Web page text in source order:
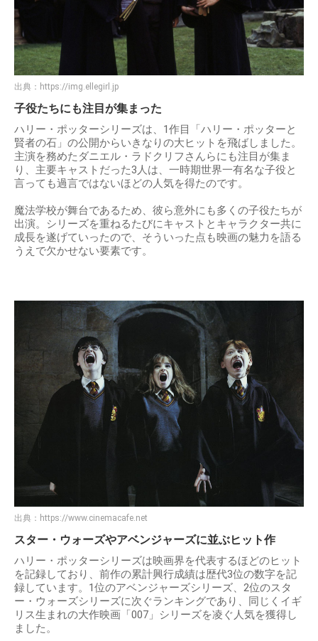
出典： https://img.ellegirl.jp
子役たちにも注目が集まった
ハリー・ポッターシリーズは、1作目「ハリー・ポッターと
賢者の石」の公開からいきなりの大ヒットを飛ばしました。
主演を務めたダニエル・ラドクリフさんらにも注目が集ま
り、主要キャストだった3人は、一時期世界一有名な子役と
言っても過言ではないほどの人気を得たのです。
魔法学校が舞台であるため、彼ら意外にも多くの子役たちが
出演。シリーズを重ねるたびにキャストとキャラクター共に
成長を遂げていったので、そういった点も映画の魅力を語る
うえで欠かせない要素です。
出典： https://www.cinemacafe.net
スター・ウォーズやアベンジャーズに並ぶヒット作
ハリー・ポッターシリーズは映画界を代表するほどのヒット
を記録しており、前作の累計興行成績は歴代3位の数字を記
録しています。1位のアベンジャーズシリーズ、2位のスタ
ー・ウォーズシリーズに次ぐランキングであり、同じくイギ
リス生まれの大作映画「007」シリーズを凌ぐ人気を獲得し
ました。